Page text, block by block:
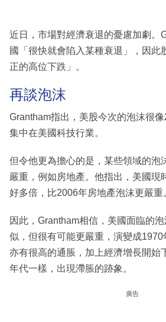
近日，市場對經濟衰退的憂慮加劇。
國「很快就會陷入某種衰退」，因此
正的高位下跌」。
再談泡沫
Grantham指出，美股今次的泡沫很
集中在美國科技行業。
但令他更為擔心的是，某些領域的泡
嚴重，例如房地產。他指出，美國現
好多倍，比2006年房地產泡沫更嚴重
因此，Grantham相信，美國面臨的
似，但很有可能更嚴重，演變成
亦有很高的通脹，加上經濟增長開始
年代一樣，出現滯脹的跡象。
廣告